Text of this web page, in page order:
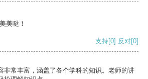
美哒！
支持[0] 反对[0]
非常丰富，涵盖了各个学科的知识。老师的讲